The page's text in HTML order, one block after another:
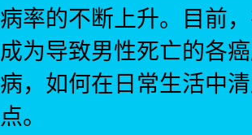
病率的不断上升。目前
成为导致男性死亡的各
病，如何在日常生活中
点。